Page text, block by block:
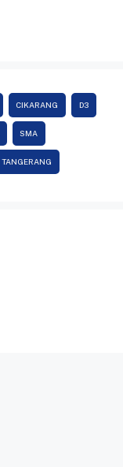
CIKARANG D3
SMA
TANGERANG